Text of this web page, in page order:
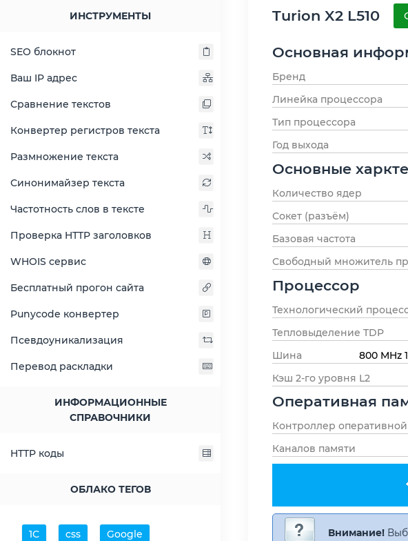
ИНСТРУМЕНТЫ
SEO блокнот
Ваш IP адрес
Сравнение текстов
Конвертер регистров текста
Размножение текста
Синонимайзер текста
Частотность слов в тексте
Проверка HTTP заголовков
WHOIS сервис
Бесплатный прогон сайта
Punycode конвертер
Псевдоуникализация
Перевод раскладки
ИНФОРМАЦИОННЫЕ
СПРАВОЧНИКИ
HTTP коды
ОБЛАКО ТЕГОВ
1С css
Google
Turion X2 L510
Основная
Бренд
Линейка процессора
Тип процессора
Год выхода
Основные
Количество ядер
Сокет (разъём)
Базовая частота
Свободный множитель
Процессор
Технологический
Тепловыделение TDP
Шина
800 MHz
Кэш 2-го уровня L2
Оперативная
Контроллер
Каналов памяти
Внимание!